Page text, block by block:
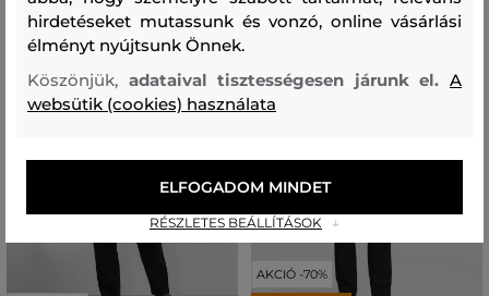
AKCIÓ -70%
hirdetéseket mutassunk és vonzó, online vásárlási
élményt nyújtsunk Önnek.
Köszönjük, adataival tisztességesen járunk el.A
websütik (cookies) használata
RÉSZLETES BEÁLLÍTÁSOK
ELFOGADOM MINDET